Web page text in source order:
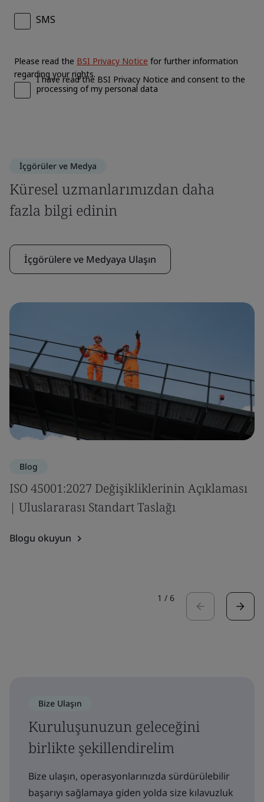
İçgörüler ve Medya
Küresel uzmanlarımızdan daha
fazla bilgi edinin
İçgörülere ve Medyaya Ulaşın
Blog
ISO 45001:2027 Değişikliklerinin Açıklaması
| Uluslararası Standart Taslağı
Blogu okuyun
1 / 6
Bize Ulaşın
Kuruluşunuzun geleceğini
birlikte şekillendirelim
Bize ulaşın, operasyonlarınızda sürdürülebilir
başarıyı sağlamaya giden yolda size kılavuzluk